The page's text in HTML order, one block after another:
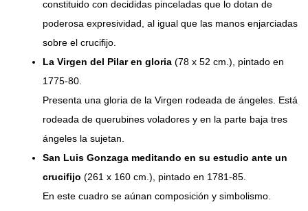
constituido con decididas pinceladas que lo dotan de
poderosa expresividad, al igual que las manos enjarciadas
sobre el crucifijo.
La Virgen del Pilar en gloria (78 x 52 cm.), pintado en
1775-80.
Presenta una gloria de la Virgen rodeada de ángeles. Está
rodeada de querubines voladores y en la parte baja tres
ángeles la sujetan.
San Luis Gonzaga meditando en su estudio ante un
crucifijo (261 x 160 cm.), pintado en 1781-85.
En este cuadro se aúnan composición y simbolismo.